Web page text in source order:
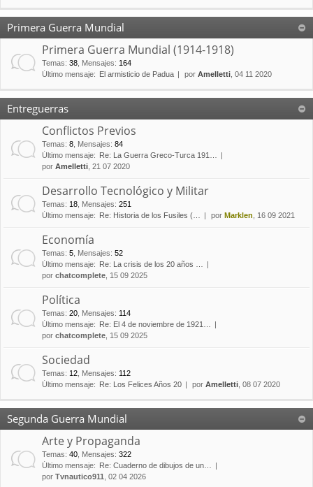
Primera Guerra Mundial
Primera Guerra Mundial (1914-1918)
Temas: 38 Mensajes: 164
Último mensaje:
El armisticio de Padua por Amelletti , 04 11 2020
Entreguerras
Conflictos Previos
Temas: 8 Mensajes: 84
Último mensaje:
Re: La Guerra Greco-Turca 191…
por Amelletti , 21 07 2020
Desarrollo Tecnológico y Militar
Temas: 18 Mensajes: 251
Último mensaje:
Re: Historia de los Fusiles (… por Marklen , 16 09 2021
Economía
Temas: 5 Mensajes: 52
Último mensaje:
Re: La crisis de los 20 años …
por chatcomplete , 15 09 2025
Política
Temas: 20 Mensajes: 114
Último mensaje:
Re: El 4 de noviembre de 1921…
por chatcomplete , 15 09 2025
Sociedad
Temas: 12 Mensajes: 112
Último mensaje:
Re: Los Felices Años 20 por Amelletti , 08 07 2020
Segunda Guerra Mundial
Arte y Propaganda
Temas: 40 Mensajes: 322
Último mensaje:
Re: Cuaderno de dibujos de un…
por Tvnautico911 , 02 04 2026